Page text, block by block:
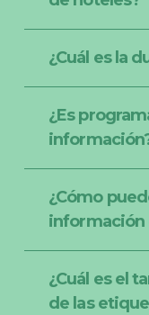
¿Cuál es la
¿Es
¿Cómo
información
¿Cuál es el
de las